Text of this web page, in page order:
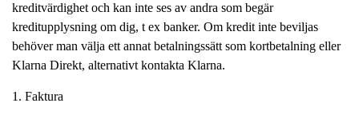
kreditvärdighet och kan inte ses av andra som begär
kreditupplysning om dig, t ex banker. Om kredit inte beviljas
behöver man välja ett annat betalningssätt som kortbetalning eller
Klarna Direkt, alternativt kontakta Klarna.
1. Faktura